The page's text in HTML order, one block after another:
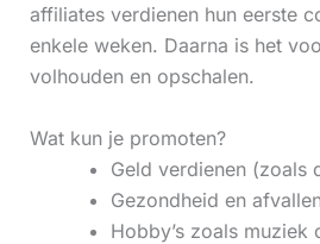
affiliates verdienen hun eerste
enkele weken. Daarna is het
volhouden en opschalen.
Wat kun je promoten?
Geld verdienen (zoals
Gezondheid en
Hobby’s zoals muziek